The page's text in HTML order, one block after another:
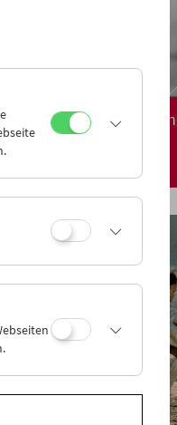
Kino-Atlas 4: